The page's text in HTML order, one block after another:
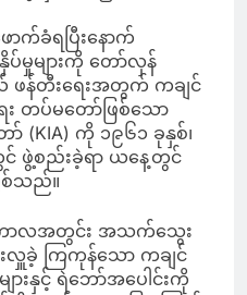
က်ခံရပြီးနောက်
ပ်မှုများကို တော်လှန်
ဖန်တီးရေးအတွက် ကချင်
တပ်မတော်ဖြစ်သော
(KIA) ကို ၁၉၆၁ ခုနှစ်၊
င် ဖွဲ့စည်းခဲ့ရာ ယနေ့တွင်
စ်သည်။
ကာလအတွင်း အသက်သွေး
လှူခဲ့ ကြကုန်သော ကချင်
ျားနှင့် ရဲဘော်အပေါင်းကို